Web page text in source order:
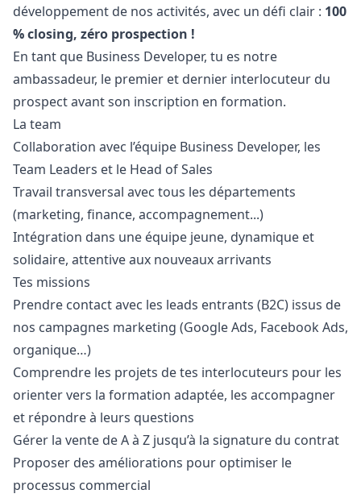
développement de nos activités, avec un défi clair : 100
% closing, zéro prospection !
En tant que Business Developer, tu es notre
ambassadeur, le premier et dernier interlocuteur du
prospect avant son inscription en formation.
La team
Collaboration avec l’équipe Business Developer, les
Team Leaders et le Head of Sales
Travail transversal avec tous les départements
(marketing, finance, accompagnement...)
Intégration dans une équipe jeune, dynamique et
solidaire, attentive aux nouveaux arrivants
Tes missions
Prendre contact avec les leads entrants (B2C) issus de
nos campagnes marketing (Google Ads, Facebook Ads,
organique…)
Comprendre les projets de tes interlocuteurs pour les
orienter vers la formation adaptée, les accompagner
et répondre à leurs questions
Gérer la vente de A à Z jusqu’à la signature du contrat
Proposer des améliorations pour optimiser le
processus commercial